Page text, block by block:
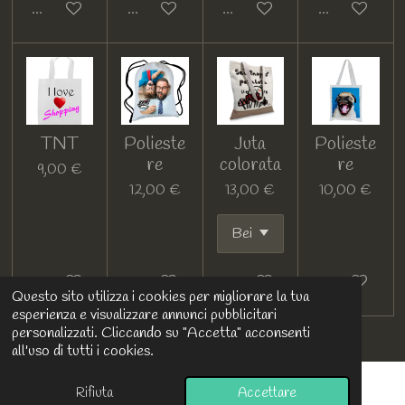
Questo sito utilizza i cookies per migliorare la tua
esperienza e visualizzare annunci pubblicitari
personalizzati. Cliccando su "Accetta" acconsenti
all'uso di tutti i cookies.
Rifiuta Accettare
Guarda i dettagliGuarda i dettagliGuarda i dettagliGuarda i
TNT
9,00 €
Guarda i dettagli
Polieste
re
12,00 €
Guarda i dettagli
Juta
colorata
13,00 €
Guarda i dettagli
Polieste
re
10,00 €
Guarda i